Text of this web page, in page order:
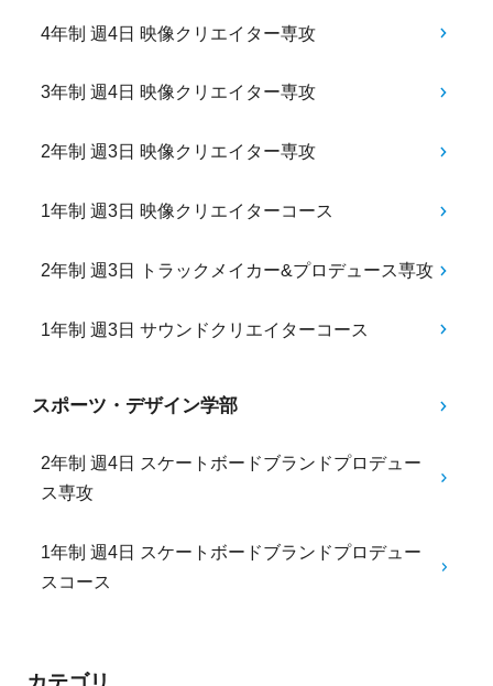
4年制 週4日 映像クリエイター専攻
3年制 週4日 映像クリエイター専攻
2年制 週3日 映像クリエイター専攻
1年制 週3日 映像クリエイターコース
2年制 週3日 トラックメイカー&プロデュース専攻
1年制 週3日 サウンドクリエイターコース
スポーツ・デザイン学部
2年制 週4日 スケートボードブランドプロデュー
ス専攻
1年制 週4日 スケートボードブランドプロデュー
スコース